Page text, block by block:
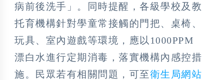
病前後洗手」。同時提醒，各級學校及教
托育機構針對學童常接觸的門把、桌椅、
玩具、室內遊戲等環境，應以1000PPM
漂白水進行定期消毒，落實機構內感控措
施。民眾若有相關問題，可至衛生局網站